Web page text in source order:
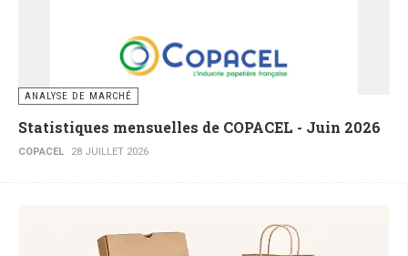
ANALYSE DE MARCHÉ
Statistiques mensuelles de COPACEL - Juin 2026
COPACEL 28 JUILLET 2026